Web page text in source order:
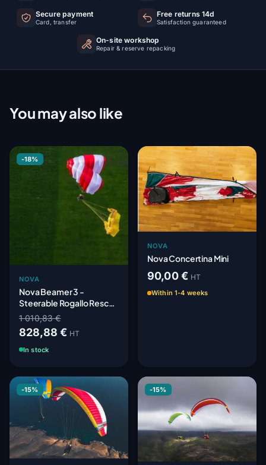
Secure payment
Card, transfer
Free returns 14d
Satisfaction guaranteed
On-site workshop
Repair & reserve repacking
You may also like
-18%
NOVA
Nova Beamer 3 -
Steerable Rogallo Rescue
Parachute
1 010,83 €
828,88 € HT
In stock
NOVA
Nova Concertina Mini
90,00 € HT
Within 1-4 weeks
-15% -15%